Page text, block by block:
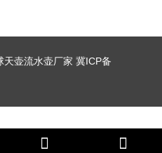
壶流水壶厂家 冀ICP备